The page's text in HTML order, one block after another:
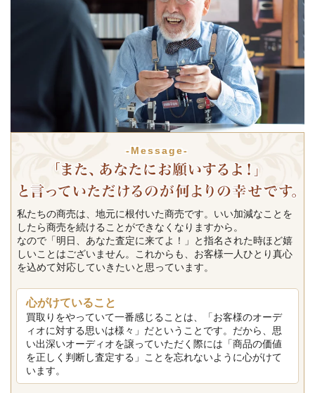
-Message-
私たちの商売は、地元に根付いた商売です。いい加減なことを
したら商売を続けることができなくなりますから。
なので「明日、あなた査定に来てよ！」と指名された時ほど嬉
しいことはございません。これからも、お客様一人ひとり真心
を込めて対応していきたいと思っています。
心がけていること
買取りをやっていて一番感じることは、「お客様のオーデ
ィオに対する思いは様々」だということです。だから、思
い出深いオーディオを譲っていただく際には「商品の価値
を正しく判断し査定する」ことを忘れないように心がけて
います。